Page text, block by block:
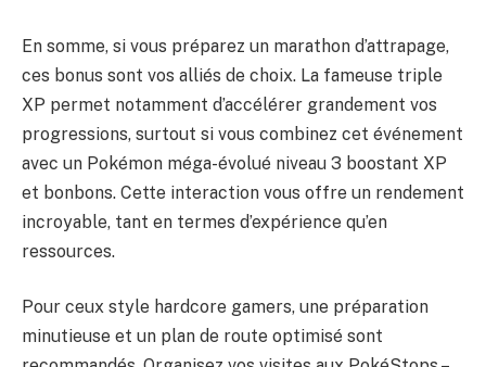
En somme, si vous préparez un marathon d’attrapage,
ces bonus sont vos alliés de choix. La fameuse triple
XP permet notamment d’accélérer grandement vos
progressions, surtout si vous combinez cet événement
avec un Pokémon méga-évolué niveau 3 boostant XP
et bonbons. Cette interaction vous offre un rendement
incroyable, tant en termes d’expérience qu’en
ressources.
Pour ceux style hardcore gamers, une préparation
minutieuse et un plan de route optimisé sont